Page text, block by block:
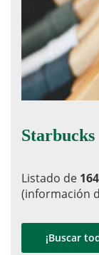
Starbucks
Listado de
(información
¡Buscar